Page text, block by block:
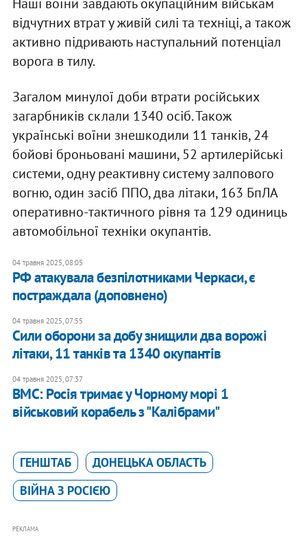
відчутних втрат у живій силі та техніці, а також
активно підривають наступальний потенціал
ворога в тилу.
Загалом минулої доби втрати російських
загарбників склали 1340 осіб. Також
українські воїни знешкодили 11 танків, 24
бойові броньовані машини, 52 артилерійські
системи, одну реактивну систему залпового
вогню, один засіб ППО, два літаки, 163 БпЛА
оперативно-тактичного рівня та 129 одиниць
автомобільної техніки окупантів.
04 травня 2025, 08:05
РФ атакувала безпілотниками Черкаси, є
постраждала (доповнено)
04 травня 2025, 07:55
Сили оборони за добу знищили два ворожі
літаки, 11 танків та 1340 окупантів
04 травня 2025, 07:37
ВМС: Росія тримає у Чорному морі 1
військовий корабель з "Калібрами"
ГЕНШТАБ
ДОНЕЦЬКА ОБЛАСТЬ
ВІЙНА З РОСІЄЮ
РЕКЛАМА